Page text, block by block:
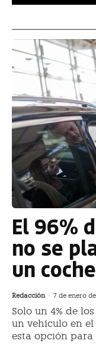
El 96%
no se
un
Redacción - 7 de enero
Solo un 4% de
un vehículo en
esta opción para